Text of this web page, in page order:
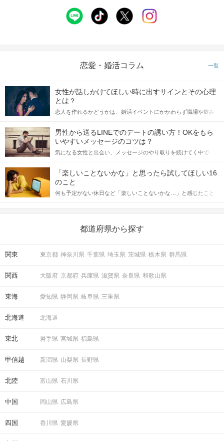
印象をチェックするメモ機能も搭載！
STEP4 アピールタイム
「もう一度お話したいです」と
STEP5 マッチング投票
恋愛・婚活コラム 一覧
女性が話しかけてほしい時に出すサインとその心理
とは？
恋人を作れるかどうかは、婚活イベントにかかわらず職場や飲み
てアプローチできるかにも左右されます。 これから恋人作りを本
格的に始めようとしている方は、女性が異性を求めて出すサイン
をしっかりと理解し、正しい行動に移せるかどうかが重要。 この
記事では、女性が話しかけて欲しい時に出すサインとその心理を
合にどのような行動に繋げるべきかをご紹介していきます。
男性から送るLINEでのデートの誘い方！OKをもら
いやすいメッセージのコツは？
気になる女性と出会い、メッセージのやり取りを続けてく中で
しかし、中には「どう誘ったらいいの？」とお困りの男性もいら
っしゃるのではないでしょうか。 そこで今回は、男性から女性へ
送るLINEでのデートの誘い方のコツをご紹介します。例文も混じ
えながら解説するので、ぜひ参考にしてください。
「楽しいことないかな」と思ったら試してほしい16
のこと
何も予定がない休日など「楽しいことないかな…」と感じたこと
の楽しいことアイデアを集めました♪ いままさに楽しいことを探し
都道府県から探す
関東 東京都 神奈川県 千葉県 埼玉県 茨城県 栃木県 群馬県
関西 大阪府 京都府 兵庫県 滋賀県 奈良県 和歌山県
東海 愛知県 静岡県 岐阜県 三重県
北海道 北海道
東北 岩手県 宮城県 福島県
甲信越 新潟県 山梨県 長野県
北陸 富山県 石川県
中国 岡山県 広島県
四国 香川県 愛媛県